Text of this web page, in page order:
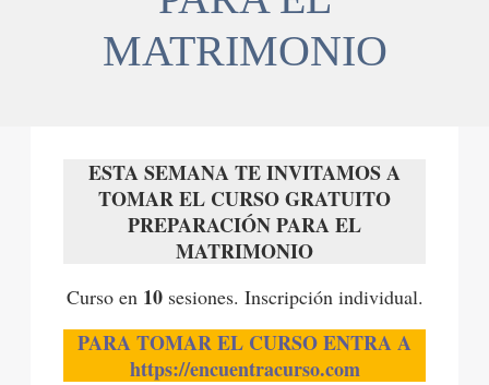
MATRIMONIO
ESTA SEMANA TE INVITAMOS A
TOMAR EL CURSO GRATUITO
PREPARACIÓN PARA EL
MATRIMONIO
Curso en 10sesiones. Inscripción individual.
PARA TOMAR EL CURSOENTRA A
https://encuentracurso.com